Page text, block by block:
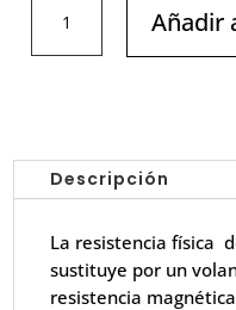
CICLO
INDOOR
cantidad
Añadir
Descripción
La resistencia física
sustituye por un
resistencia